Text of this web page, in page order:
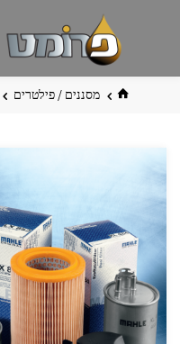
בית מסננים / פילטרים